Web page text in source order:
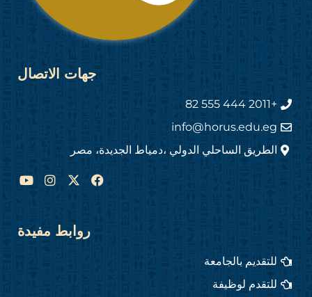
جهات الاتصال
+2011 444 555 82
info@horus.edu.eg
الطريق الساحلي الدولي ،دمياط الجديدة، مصر
F
a
e
I
n
g
Y
o
u
b
e
روابط مفيدة
للتقديم بالجامعة
للتقدم لوظيفة